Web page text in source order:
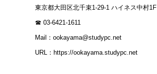
東京都大田区北千束1-29-1 ハイネス中村1F
☎ 03-6421-1611
Mail：ookayama@studypc.net
URL：https://ookayama.studypc.net